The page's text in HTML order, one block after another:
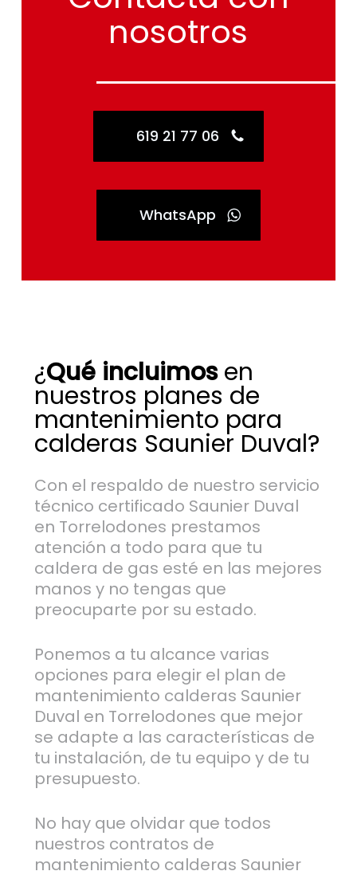
nosotros
619 21 77 06
WhatsApp
¿Qué incluimosen
nuestros planes de
mantenimiento para
calderas Saunier Duval?
Con el respaldo de nuestro servicio
técnico certificado Saunier Duval
en Torrelodones prestamos
atención a todo para que tu
caldera de gas esté en las mejores
manos y no tengas que
preocuparte por su estado.
Ponemos a tu alcance varias
opciones para elegir el plan de
mantenimiento calderas Saunier
Duval en Torrelodones que mejor
se adapte a las características de
tu instalación, de tu equipo y de tu
presupuesto.
No hay que olvidar que todos
nuestros contratos de
mantenimiento calderas Saunier